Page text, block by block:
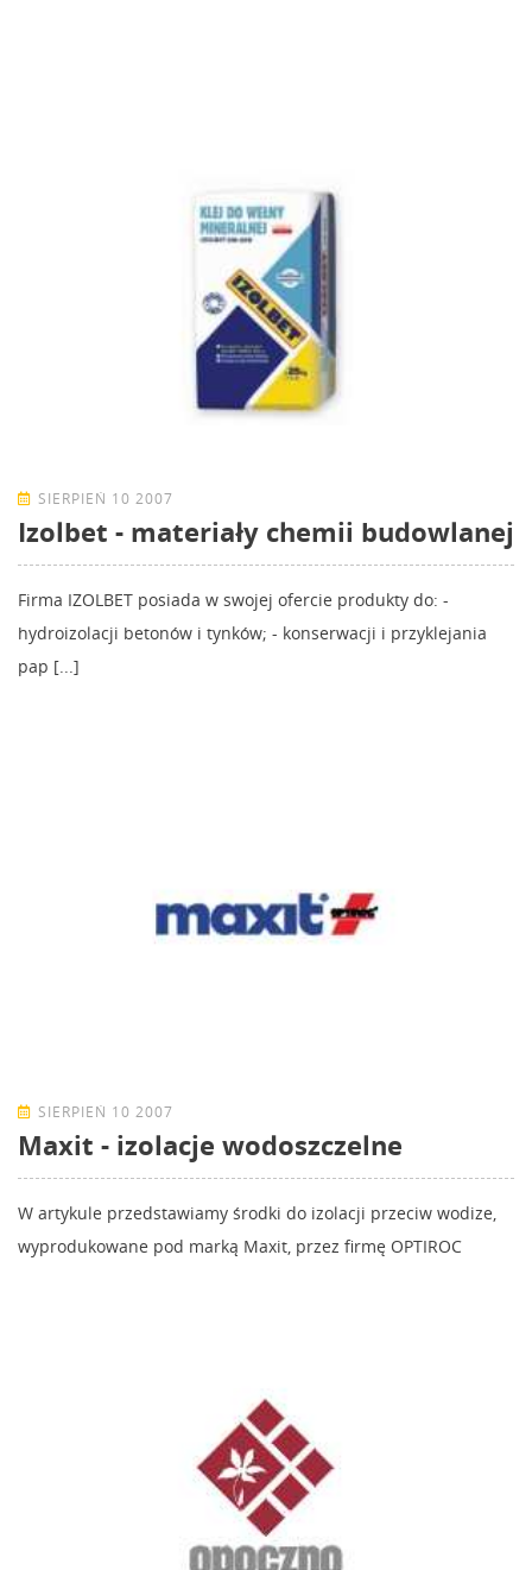
SIERPIEŃ 10 2007
Izolbet - materiały chemii budowlanej
Firma IZOLBET posiada w swojej ofercie produkty do: -
hydroizolacji betonów i tynków; - konserwacji i przyklejania
pap [...]
SIERPIEŃ 10 2007
Maxit - izolacje wodoszczelne
W artykule przedstawiamy środki do izolacji przeciw wodize,
wyprodukowane pod marką Maxit, przez firmę OPTIROC